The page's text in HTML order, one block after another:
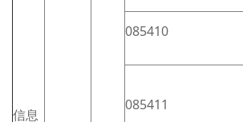
信息
085410
085411